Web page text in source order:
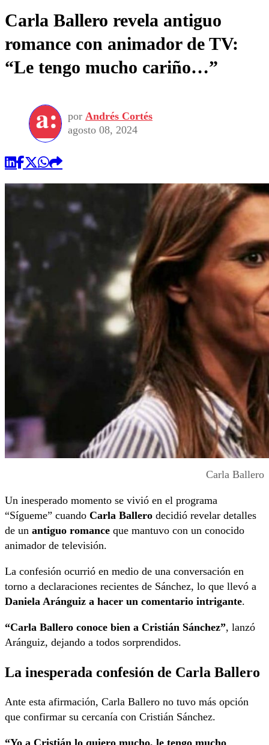
Carla Ballero revela antiguo
romance con animador de TV:
“Le tengo mucho cariño…”
por Andrés Cortés
agosto 08, 2024
Carla Ballero
Un inesperado momento se vivió en el programa
“Sígueme” cuando Carla Ballero decidió revelar detalles
de un antiguo romance que mantuvo con un conocido
animador de televisión.
La confesión ocurrió en medio de una conversación en
torno a declaraciones recientes de Sánchez, lo que llevó a
Daniela Aránguiz a hacer un comentario intrigante.
“Carla Ballero conoce bien a Cristián Sánchez”, lanzó
Aránguiz, dejando a todos sorprendidos.
La inesperada confesión de Carla Ballero
Ante esta afirmación, Carla Ballero no tuvo más opción
que confirmar su cercanía con Cristián Sánchez.
“Yo a Cristián lo quiero mucho, le tengo mucho